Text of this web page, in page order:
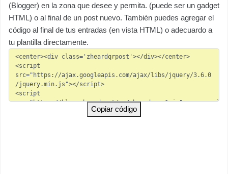
(Blogger) en la zona que desee y permita. (puede ser un gadget
HTML) o al final de un post nuevo. También puedes agregar el
código al final de tus entradas (en vista HTML) o adecuardo a
tu plantilla directamente.
Copiar código